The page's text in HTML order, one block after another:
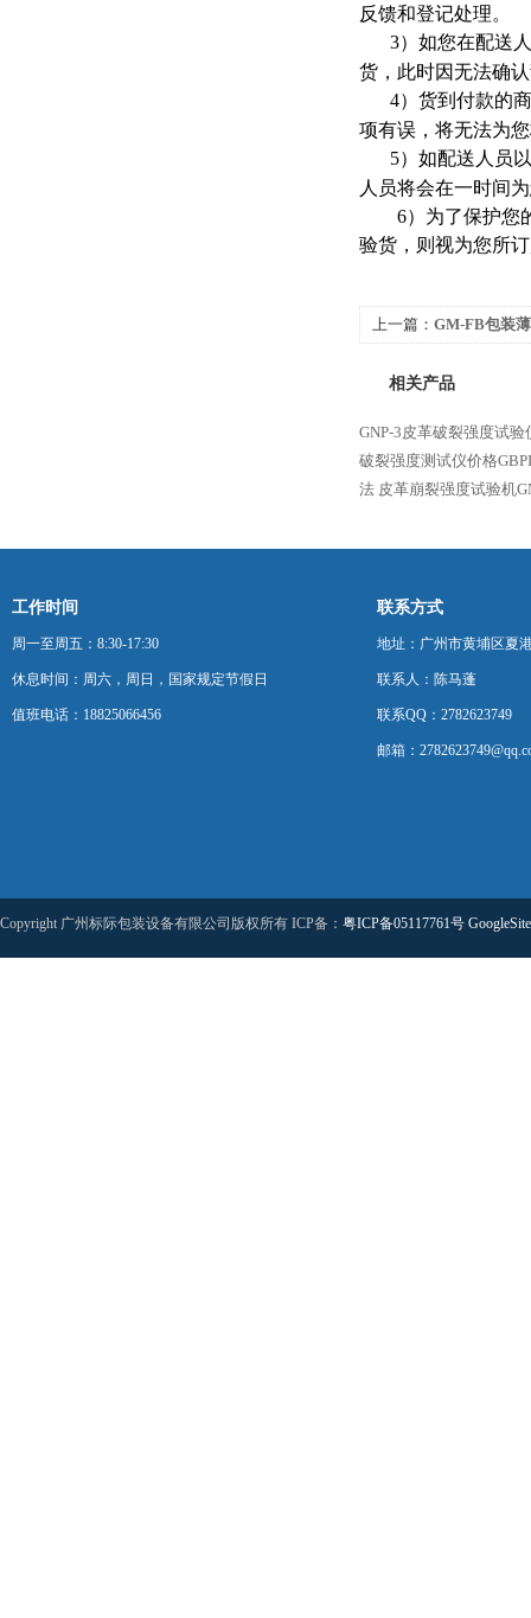
反馈和登记处理。
3）如您在配送
货，此时因无法确
4）货到付款的
项有误，将无法为
5）如配送人员
人员将会在一时间
6）为了保护您
验货，则视为您所
上一篇： GM-FB包装
相关产品
GNP-3皮革破裂强度试验
破裂强度测试仪价格GBPI
法 皮革崩裂强度试验机
工作时间
周一至周五：8:30-17:30
休息时间：周六，周日，国家规定节假日
值班电话：18825066456
联系方式
地址：广州市黄埔区夏
联系人：陈马蓬
联系QQ：2782623749
邮箱：
Copyright 广州标际包装设备有限公司版权所有 ICP备： 粤ICP备05117761号